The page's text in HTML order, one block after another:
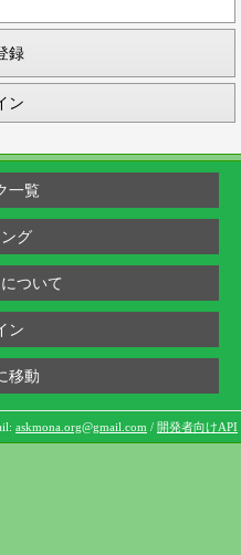
録
ン
一覧
グ
ついて
ン
移動
askmona.org@gmail.com / 開発者向けAPI